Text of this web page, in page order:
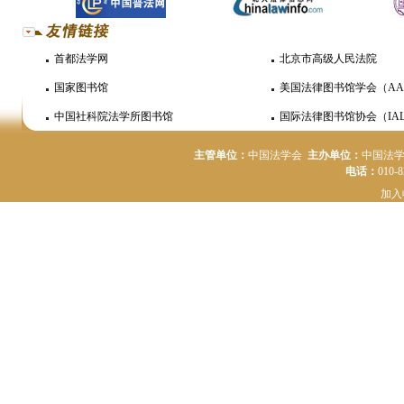
首都法学网 北京市高级人民法院
国家图书馆 美国法律图书馆学会（
中国社科院法学所图书馆 国际法律图书馆协会（
主管单位： 中国法学会 主办单位： 中国法
电话： 010-
加